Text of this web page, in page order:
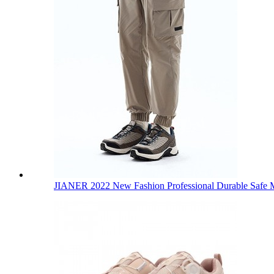
JIANER 2022 New Fashion Professional Durable Safe